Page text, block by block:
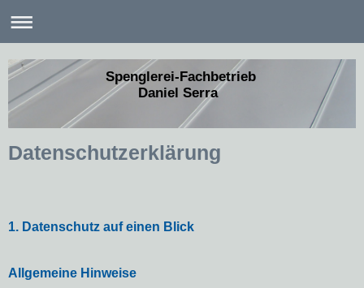
Spenglerei-Fachbetrieb
Daniel Serra
Datenschutzerklärung
1. Datenschutz auf einen Blick
Allgemeine Hinweise